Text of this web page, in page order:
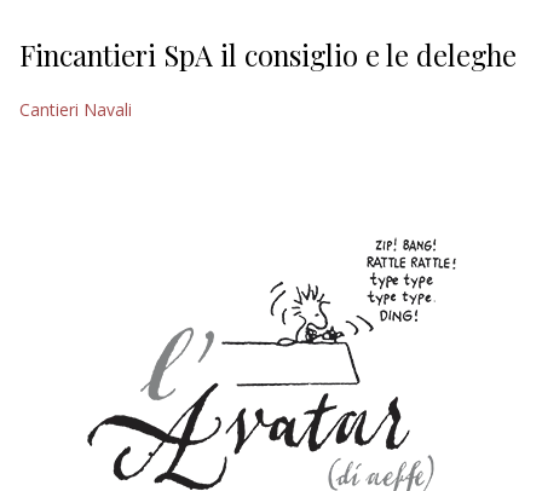
Fincantieri SpA il consiglio e le deleghe
Cantieri Navali